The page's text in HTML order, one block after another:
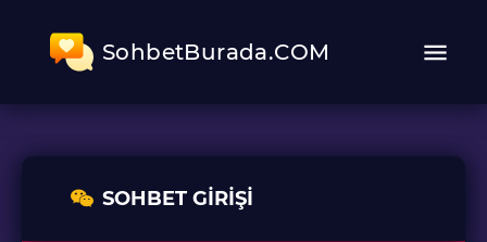
SohbetBurada.COM
SOHBET GIRIŞI